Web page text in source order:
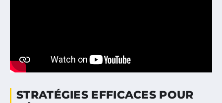
STRATÉGIES EFFICACES POUR